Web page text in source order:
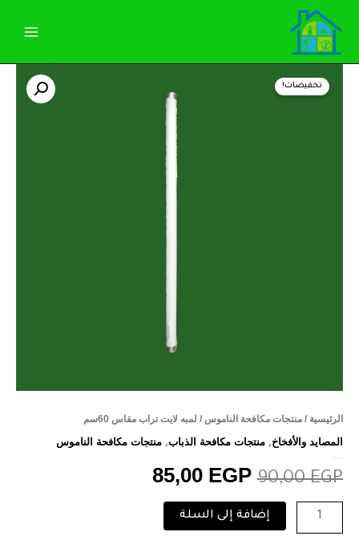
المحتوى
تخفيضات!
الرئيسية / منتجات مكافحة الناموس / لمبه لايت تراب مقاس 60سم
المصايد والأفخاخ, منتجات مكافحة الذباب, منتجات مكافحة الناموس
90,00EGP
85,00 EGP
لمبه
إضافة إلى السلة